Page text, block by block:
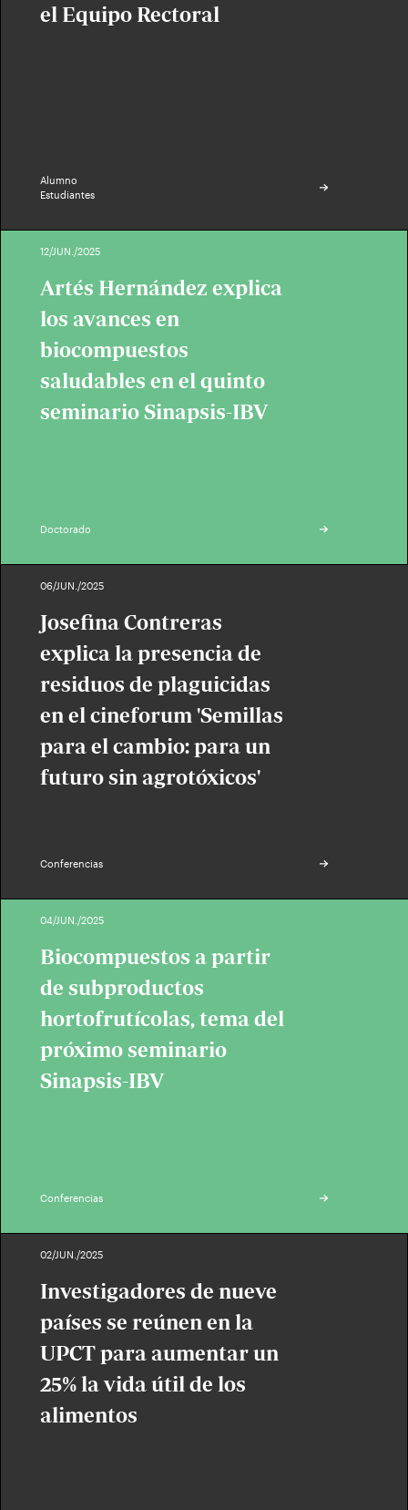
el Equipo Rectoral
Alumno
Estudiantes
12/JUN./2025
Artés Hernández explica
los avances en
biocompuestos
saludables en el quinto
seminario Sinapsis-IBV
Doctorado
06/JUN./2025
Josefina Contreras
explica la presencia de
residuos de plaguicidas
en el cineforum 'Semillas
para el cambio: para un
futuro sin agrotóxicos'
Conferencias
04/JUN./2025
Biocompuestos a partir
de subproductos
hortofrutícolas, tema del
próximo seminario
Sinapsis-IBV
Conferencias
02/JUN./2025
Investigadores de nueve
países se reúnen en la
UPCT para aumentar un
25% la vida útil de los
alimentos